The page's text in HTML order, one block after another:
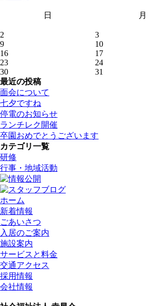
日
月
2
3
9
10
16
17
23
24
30
31
最近の投稿
面会について
七夕ですね
停電のお知らせ
ランチレク開催
卒園おめでとうございます
カテゴリ一覧
研修
行事・地域活動
ホーム
新着情報
ごあいさつ
入居のご案内
施設案内
サービスと料金
交通アクセス
採用情報
会社情報